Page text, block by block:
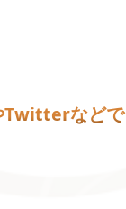
Twitterなどで